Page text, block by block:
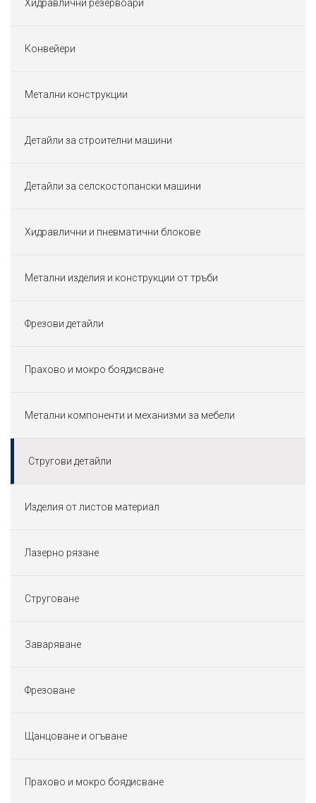
Хидравлични резервоари
Конвейери
Метални конструкции
Детайли за строителни машини
Детайли за селскостопански машини
Хидравлични и пневматични блокове
Метални изделия и конструкции от тръби
Фрезови детайли
Прахово и мокро боядисване
Метални компоненти и механизми за мебели
Стругови детайли
Изделия от листов материал
Лазерно рязане
Струговане
Заваряване
Фрезоване
Щанцоване и огъване
Прахово и мокро боядисване